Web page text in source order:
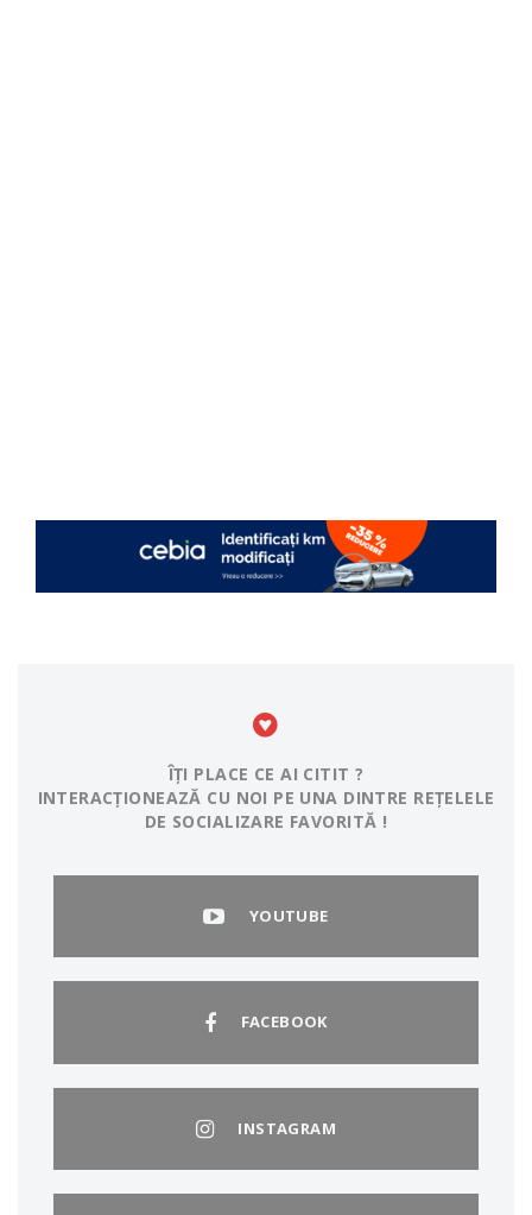
ÎȚI PLACE CE AI CITIT ?
INTERACȚIONEAZĂ CU NOI PE UNA DINTRE REȚELELE
DE SOCIALIZARE FAVORITĂ !
YOUTUBE
FACEBOOK
INSTAGRAM